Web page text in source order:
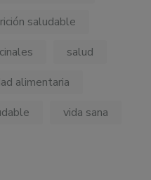
saludable
salud
alimentaria
vida sana